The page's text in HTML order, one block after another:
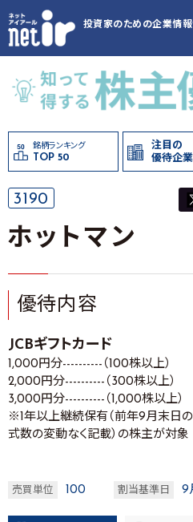
投資家のための企業情報
銘柄ランキング
TOP 50
注目の
優待企業
3190
ホットマン
優待内容
JCBギフトカード
1,000円分----------（100株以上）
2,000円分----------（300株以上）
3,000円分----------（1,000株以上）
※1年以上継続保有（前年9月末日
式数の変動なく記載）の株主が対象
売買単位 100 割当基準日 9